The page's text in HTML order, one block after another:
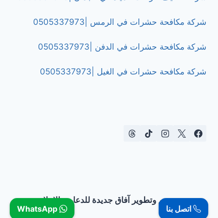
شركة مكافحة حشرات في الرمس |0505337973
شركة مكافحة حشرات في الدفن |0505337973
شركة مكافحة حشرات في الغيل |0505337973
تصميم وتطوير آفاق جديدة للدعاية والإعلان
اتصل بنا